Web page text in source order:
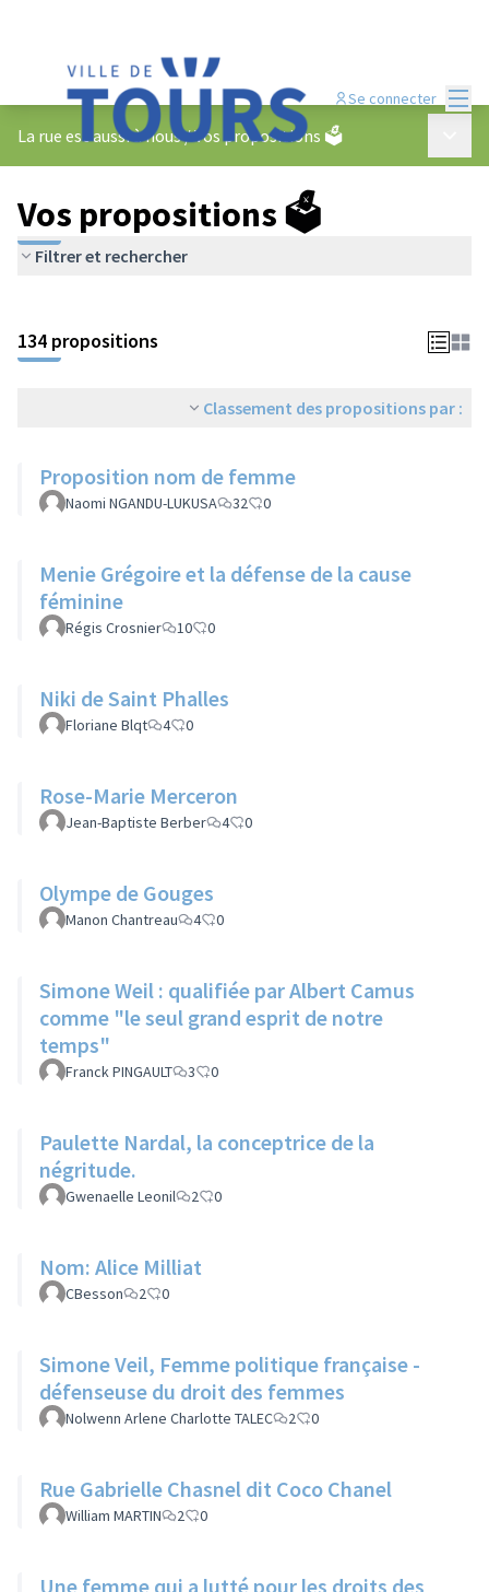
Se connecter
La rue est aussi à nous/Vos propositions 🗳️
Vos propositions 🗳️
Filtrer et rechercher
134 propositions
Classement des propositions par :
Proposition nom de femme
Naomi NGANDU-LUKUSA 32 0
Menie Grégoire et la défense de la cause
féminine
Régis Crosnier 10 0
Niki de Saint Phalles
Floriane Blqt 4 0
Rose-Marie Merceron
Jean-Baptiste Berber 4 0
Olympe de Gouges
Manon Chantreau 4 0
Simone Weil : qualifiée par Albert Camus
comme "le seul grand esprit de notre
temps"
Franck PINGAULT 3 0
Paulette Nardal, la conceptrice de la
négritude.
Gwenaelle Leonil 2 0
Nom: Alice Milliat
CBesson 2 0
Simone Veil, Femme politique française -
défenseuse du droit des femmes
Nolwenn Arlene Charlotte TALEC 2 0
Rue Gabrielle Chasnel dit Coco Chanel
William MARTIN 2 0
Une femme qui a lutté pour les droits des